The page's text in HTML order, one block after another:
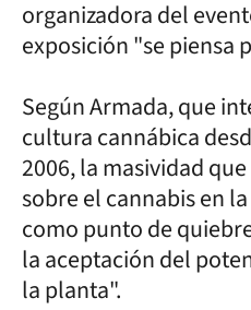
organizadora del
exposición "se piensa
Según Armada, que
cultura cannábica
2006, la masividad
sobre el cannabis en
como punto de
la aceptación del
la planta".